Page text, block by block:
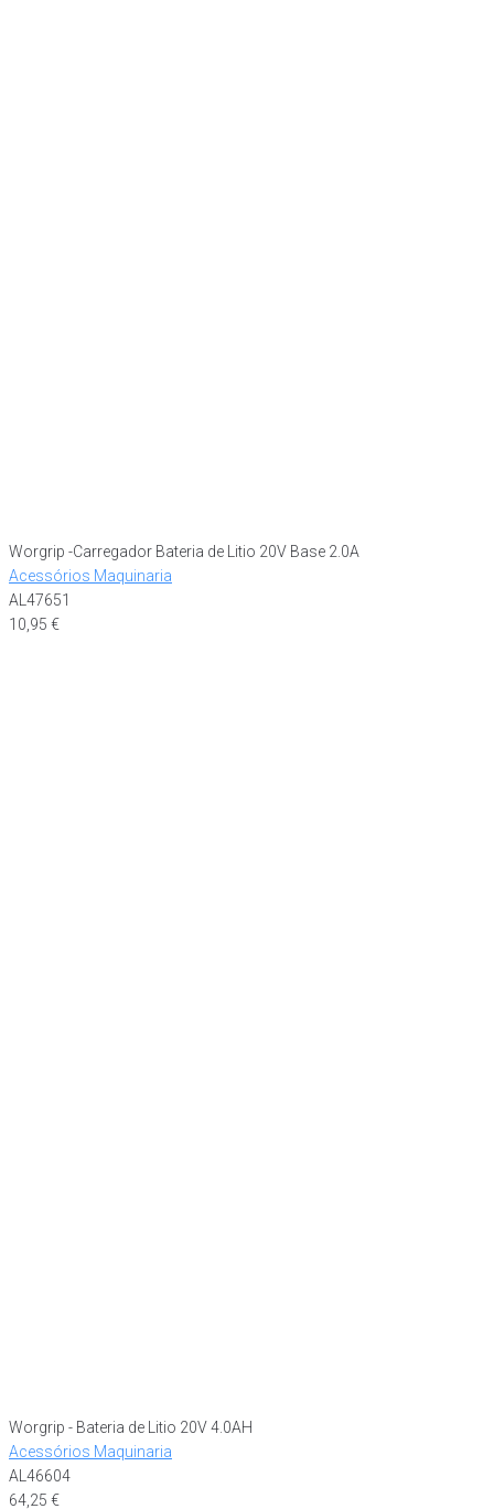
Worgrip -Carregador Bateria de Litio 20V Base 2.0A
Acessórios Maquinaria
AL47651
10,95 €
Worgrip - Bateria de Litio 20V 4.0AH
Acessórios Maquinaria
AL46604
64,25 €